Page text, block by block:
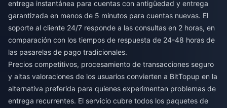
entrega instantánea para cuentas con antigüedad y entrega
garantizada en menos de 5 minutos para cuentas nuevas. El
soporte al cliente 24/7 responde a las consultas en 2 horas, en
comparación con los tiempos de respuesta de 24-48 horas de
las pasarelas de pago tradicionales.
Precios competitivos, procesamiento de transacciones seguro
y altas valoraciones de los usuarios convierten a BitTopup en la
alternativa preferida para quienes experimentan problemas de
entrega recurrentes. El servicio cubre todos los paquetes de